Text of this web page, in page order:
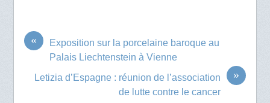
«
Exposition sur la porcelaine baroque au
Palais Liechtenstein à Vienne
»
Letizia d’Espagne : réunion de l’association
de lutte contre le cancer